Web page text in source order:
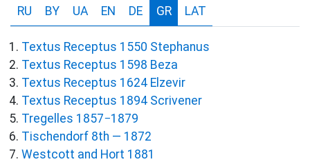
RU BY UA EN DE GR LAT
Textus Receptus 1550 Stephanus
Textus Receptus 1598 Beza
Textus Receptus 1624 Elzevir
Textus Receptus 1894 Scrivener
Tregelles 1857−1879
Tischendorf 8th — 1872
Westcott and Hort 1881